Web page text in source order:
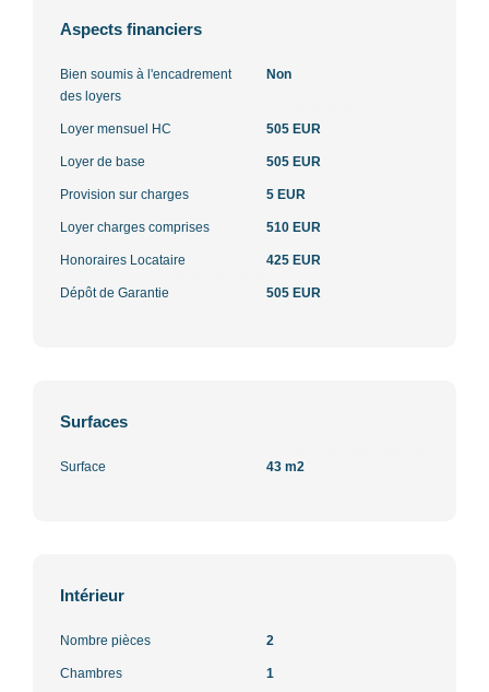
Aspects financiers
Bien soumis à l'encadrement
des loyers
Non
Loyer mensuel HC 505 EUR
Loyer de base 505 EUR
Provision sur charges 5 EUR
Loyer charges comprises 510 EUR
Honoraires Locataire 425 EUR
Dépôt de Garantie 505 EUR
Surfaces
Surface 43 m2
Intérieur
Nombre pièces 2
Chambres 1